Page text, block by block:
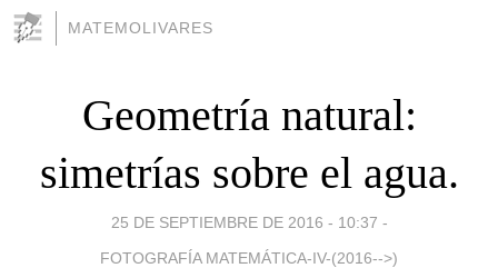
MATEMOLIVARES
Geometría natural:
simetrías sobre el agua.
25 DE SEPTIEMBRE DE 2016 - 10:37 -
FOTOGRAFÍA MATEMÁTICA-IV-(2016-->)